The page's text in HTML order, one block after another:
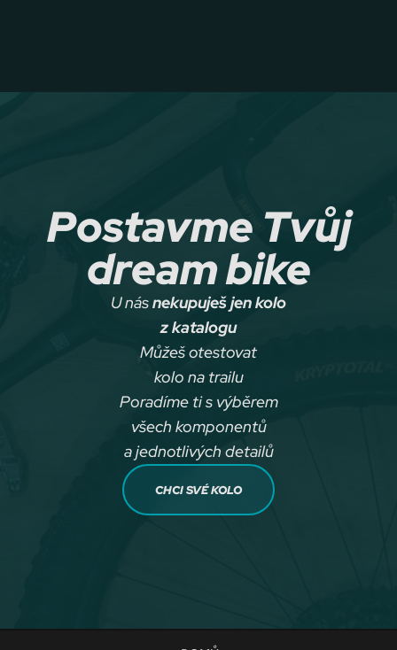
Postavme Tvůj
dream bike
U násnekupuješ jen kolo
z katalogu
Můžeš otestovat
kolo na trailu
Poradíme ti s výběrem
všech komponentů
a jednotlivých detailů
CHCI SVÉ KOLO